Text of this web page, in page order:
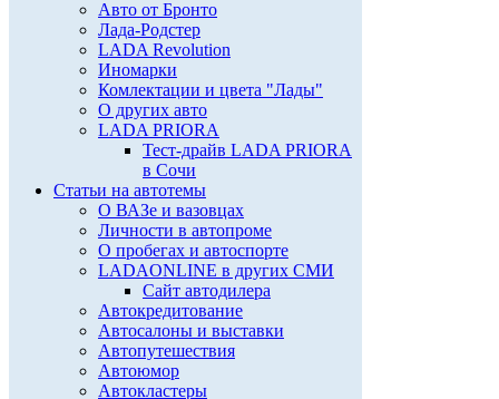
Авто от Бронто
Лада-Родстер
LADA Revolution
Иномарки
Комлектации и цвета "Лады"
О других авто
LADA PRIORA
Тест-драйв LADA PRIORA
в Сочи
Статьи на автотемы
О ВАЗе и вазовцах
Личности в автопроме
О пробегах и автоспорте
LADAONLINE в других СМИ
Сайт автодилера
Автокредитование
Автосалоны и выставки
Автопутешествия
Автоюмор
Автокластеры